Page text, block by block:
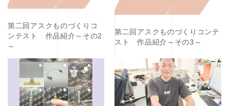
第二回アスクものづくりコ
ンテスト 作品紹介～その2
～
第二回アスクものづくりコンテ
スト 作品紹介～その3～